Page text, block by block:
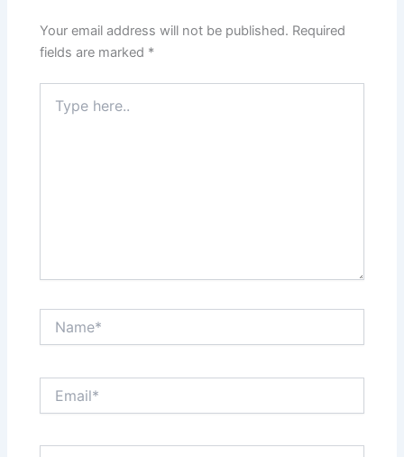
Your email address will not be published. Required
fields are marked *
here..